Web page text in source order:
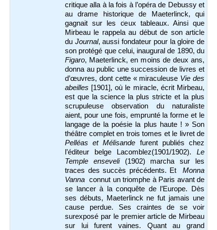
critique alla à la fois à l’opéra de Debussy et
au drame historique de Maeterlinck, qui
gagnait sur les deux tableaux. Ainsi que
Mirbeau le rappela au début de son article
du Journal, aussi fondateur pour la gloire de
son protégé que celui, inaugural de 1890, du
Figaro, Maeterlinck, en moins de deux ans,
donna au public une succession de livres et
d’œuvres, dont cette « miraculeuse Vie des
abeilles [1901], où le miracle, écrit Mirbeau,
est que la science la plus stricte et la plus
scrupuleuse observation du naturaliste
aient, pour une fois, emprunté la forme et le
langage de la poésie la plus haute ! » Son
théâtre complet en trois tomes et le livret de
Pelléas et Mélisande furent publiés chez
l’éditeur belge Lacomblez(1901/1902). Le
Temple enseveli (1902) marcha sur les
traces des succès précédents. Et Monna
Vanna connut un triomphe à Paris avant de
se lancer à la conquête de l’Europe. Dès
ses débuts, Maeterlinck ne fut jamais une
cause perdue. Ses craintes de se voir
surexposé par le premier article de Mirbeau
sur lui furent vaines. Quant au grand